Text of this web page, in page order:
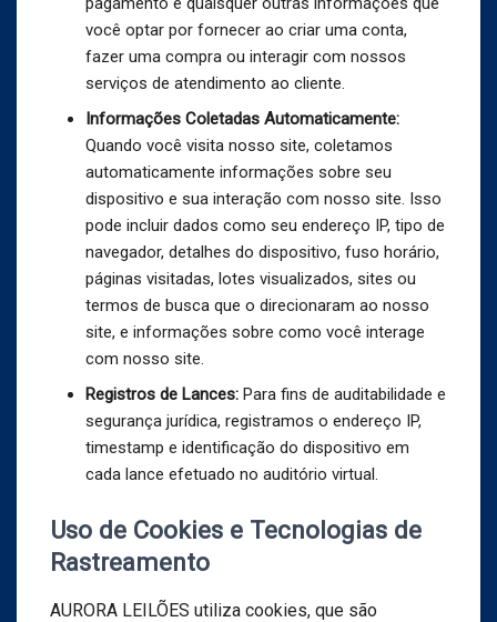
você optar por fornecer ao criar uma conta,
fazer uma compra ou interagir com nossos
serviços de atendimento ao cliente.
Informações Coletadas Automaticamente:
Quando você visita nosso site, coletamos
automaticamente informações sobre seu
dispositivo e sua interação com nosso site. Isso
pode incluir dados como seu endereço IP, tipo de
navegador, detalhes do dispositivo, fuso horário,
páginas visitadas, lotes visualizados, sites ou
termos de busca que o direcionaram ao nosso
site, e informações sobre como você interage
com nosso site.
Registros de Lances: Para fins de auditabilidade e
segurança jurídica, registramos o endereço IP,
timestamp e identificação do dispositivo em
cada lance efetuado no auditório virtual.
Uso de Cookies e Tecnologias de
Rastreamento
AURORA LEILÕES utiliza cookies, que são